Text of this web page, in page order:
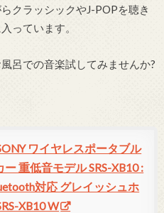
クラッシックやJ-POPを聴き
っています。
呂での音楽試してみませんか?
ワイヤレスポータブル
ー 重低音モデル SRS-XB10 :
対応 グレイッシュホ
XB10 W